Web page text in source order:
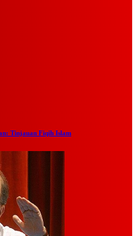
Tinjauan Fiqih Islam